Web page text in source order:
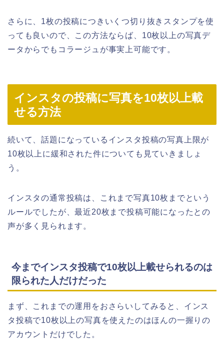
さらに、1枚の投稿につきいくつ切り抜きスタンプを使
っても良いので、この方法ならば、10枚以上の写真デ
ータからでもコラージュが事実上可能です。
インスタの投稿に写真を10枚以上載
せる方法
続いて、話題になっているインスタ投稿の写真上限が
10枚以上に緩和された件についても見ていきましょ
う。
インスタの通常投稿は、これまで写真10枚までという
ルールでしたが、最近20枚まで投稿可能になったとの
声が多く見られます。
今までインスタ投稿で10枚以上載せられるのは
限られた人だけだった
まず、これまでの運用をおさらいしてみると、インス
タ投稿で10枚以上の写真を使えたのはほんの一握りの
アカウントだけでした。